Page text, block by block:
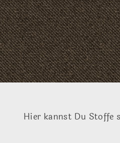
Hier kannst Du Stoffe